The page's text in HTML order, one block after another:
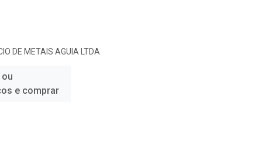
DE METAIS AGUIA LTDA
e comprar